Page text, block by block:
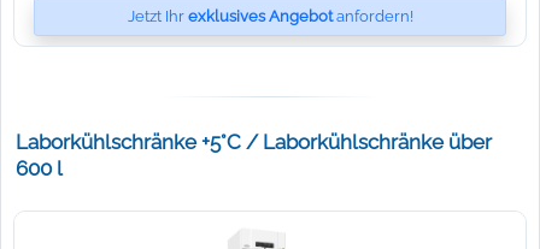
Jetzt Ihr exklusives Angebotanfordern!
Laborkühlschränke +5°C / Laborkühlschränke über
600 l